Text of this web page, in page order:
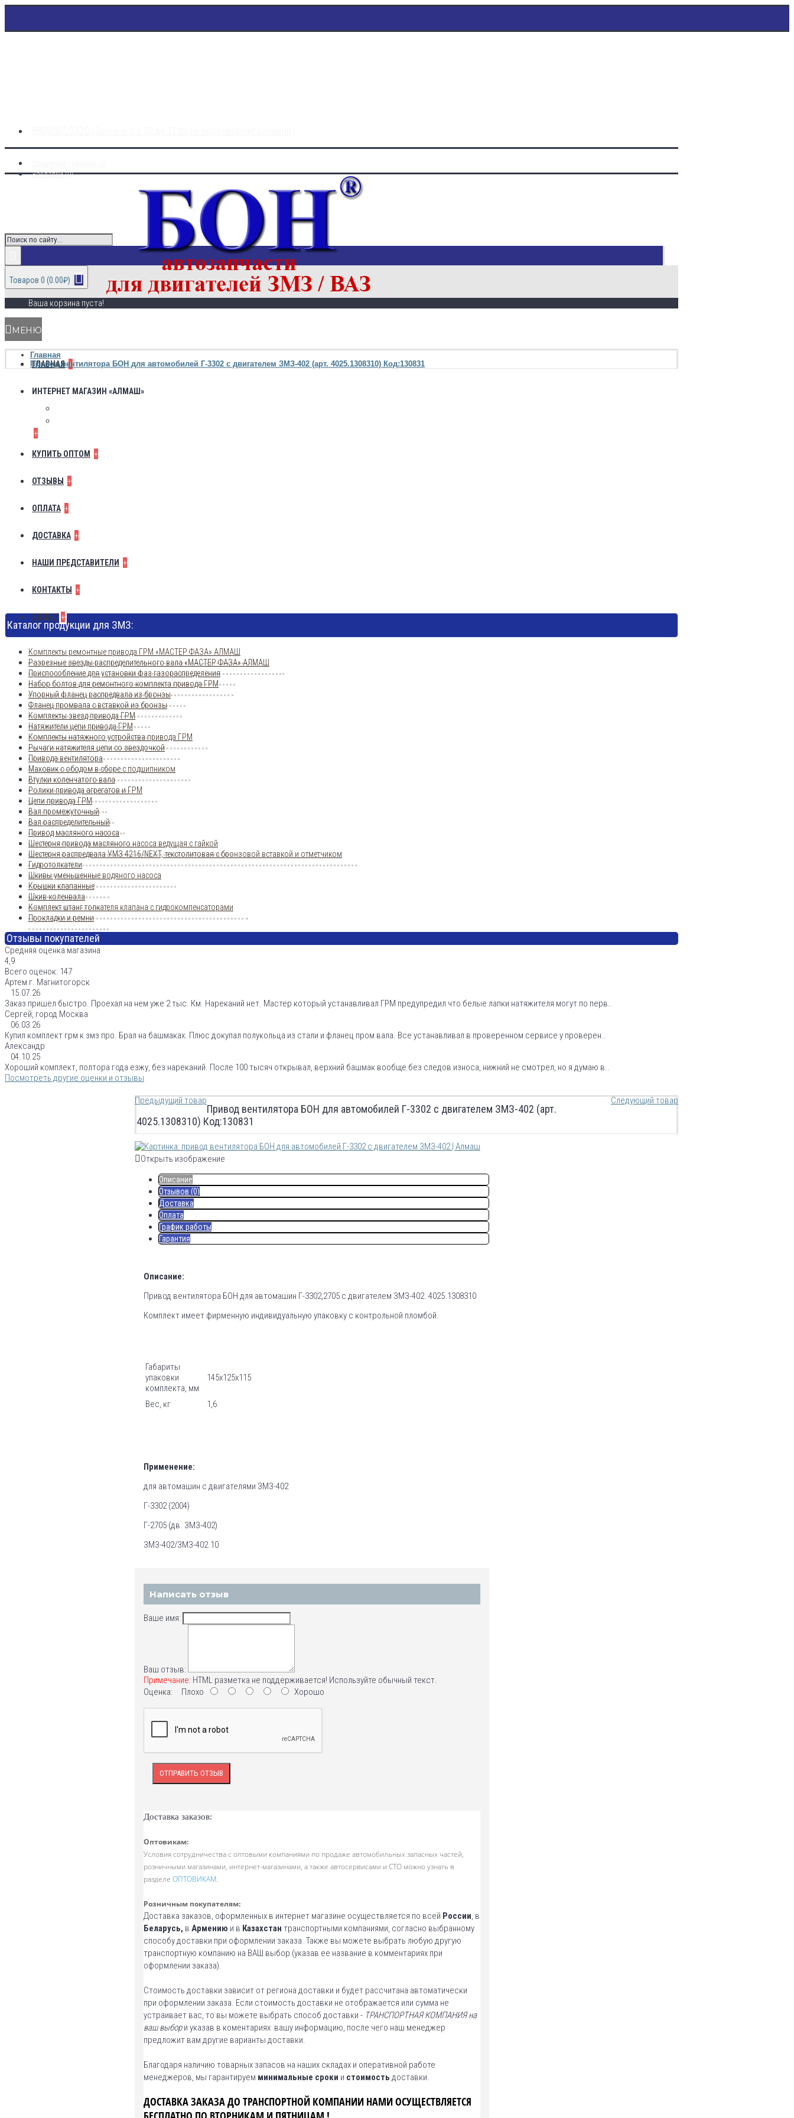
Закладки (0)
Товаров 0 (0.00₽)
Ваша корзина пуста!
МЕНЮ
ГЛАВНАЯ +
ИНТЕРНЕТ МАГАЗИН «АЛМАШ»
+
КУПИТЬ ОПТОМ +
ОТЗЫВЫ +
ОПЛАТА +
ДОСТАВКА +
НАШИ ПРЕДСТАВИТЕЛИ +
КОНТАКТЫ +
ВИДЕО +
Главная
Привод вентилятора БОН для автомобилей Г-3302 с двигателем ЗМЗ-402 (арт. 4025.1308310) Код:130831
Каталог продукции для ЗМЗ:
Комплекты ремонтные привода ГРМ «МАСТЕР ФАЗА» АЛМАШ
Разрезные звезды распределительного вала «МАСТЕР ФАЗА» АЛМАШ
Приспособление для установки фаз газораспределения
Набор болтов для ремонтного комплекта привода ГРМ
Упорный фланец распредвала из бронзы
Фланец промвала с вставкой из бронзы
Комплекты звезд привода ГРМ
Натяжители цепи привода ГРМ
Комплекты натяжного устройства привода ГРМ
Рычаги натяжителя цепи со звездочкой
Привода вентилятора
Маховик с ободом в сборе с подшипником
Втулки коленчатого вала
Ролики привода агрегатов и ГРМ
Цепи привода ГРМ
Вал промежуточный
Вал распределительный
Привод масляного насоса
Шестерня привода масляного насоса ведущая с гайкой
Шестерня распредвала УМЗ 4216/NEXT, текстолитовая с бронзовой вставкой и отметчиком
Гидротолкатели
Шкивы уменьшенные водяного насоса
Крышки клапанные
Шкив коленвала
Комплект штанг толкателя клапана с гидрокомпенсаторами
Прокладки и ремни
Отзывы покупателей
Средняя оценка магазина
4,9
Всего оценок: 147
Артем г. Магнитогорск
15.07.26
Заказ пришел быстро. Проехал на нем уже 2 тыс. Км. Нареканий нет. Мастер который устанавливал ГРМ предупредил что белые лапки натяжителя могут по перв..
Сергей, город Москва
06.03.26
Купил комплект грм к змз про. Брал на башмаках. Плюс докупал полукольца из стали и фланец пром вала. Все устанавливал в проверенном сервисе у проверен..
Александр
04.10.25
Хороший комплект, полтора года езжу, без нареканий. После 100 тысяч открывал, верхний башмак вообще без следов износа, нижний не смотрел, но я думаю в..
Посмотреть другие оценки и отзывы
Предыдущий товар Следующий товар
Привод вентилятора БОН для автомобилей Г-3302 с двигателем ЗМЗ-402 (арт.
4025.1308310) Код:130831
Открыть изображение
Описание
Отзывов (0)
Доставка
Оплата
График работы
Гарантия
Описание:
Привод вентилятора БОН для автомашин Г-3302,2705 с двигателем ЗМЗ-402. 4025.1308310
Комплект имеет фирменную индивидуальную упаковку с контрольной пломбой.
Габариты
упаковки
комплекта, мм
145х125х115
Вес, кг 1,6
Применение:
для автомашин с двигателями ЗМЗ-402
Г-3302 (2004)
Г-2705 (дв. ЗМЗ-402)
ЗМЗ-402/ЗМЗ-402.10
Написать отзыв
Ваше имя:
Ваш отзыв:
Примечание: HTML разметка не поддерживается! Используйте обычный текст.
Оценка: Плохо Хорошо
ОТПРАВИТЬ ОТЗЫВ
Доставка заказов:
Оптовикам:
Условия сотрудничества с оптовыми компаниями по продаже автомобильных запасных частей,
розничными магазинами, интернет-магазинами, а также автосервисами и СТО можно узнать в
разделе ОПТОВИКАМ.
Розничным покупателям:
Доставка заказов, оформленных в интернет магазине осуществляется по всей России, в
Беларусь, в Армению и в Казахстан транспортными компаниями, согласно выбранному
способу доставки при оформлении заказа. Также вы можете выбрать любую другую
транспортную компанию на ВАШ выбор (указав ее название в комментариях при
оформлении заказа).
Стоимость доставки зависит от региона доставки и будет рассчитана автоматически
при оформлении заказа. Если стоимость доставки не отображается или сумма не
устраивает вас, то вы можете выбрать способ доставки - ТРАНСПОРТНАЯ КОМПАНИЯ на
ваш выбори указав в коментариях вашу информацию, после чего наш менеджер
предложит вам другие варианты доставки.
Благодаря наличию товарных запасов на наших складах и оперативной работе
менеджеров, мы гарантируем минимальные сроки и стоимость доставки.
ДОСТАВКА ЗАКАЗА ДО ТРАНСПОРТНОЙ КОМПАНИИ НАМИ ОСУЩЕСТВЛЯЕТСЯ